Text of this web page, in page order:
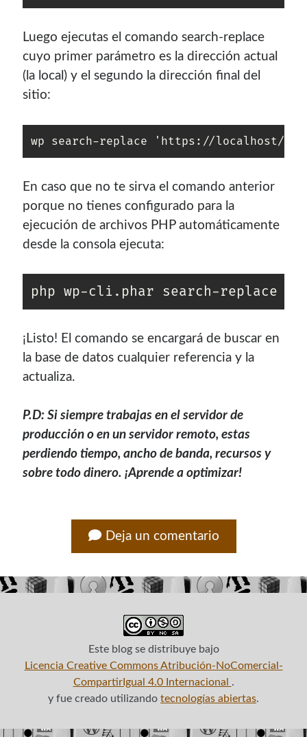
Luego ejecutas el comando search-replace
cuyo primer parámetro es la dirección actual
(la local) y el segundo la dirección final del
sitio:
wp search-replace 'https://localhost/
En caso que no te sirva el comando anterior
porque no tienes configurado para la
ejecución de archivos PHP automáticamente
desde la consola ejecuta:
php wp-cli.phar search-
¡Listo! El comando se encargará de buscar en
la base de datos cualquier referencia y la
actualiza.
P.D: Si siempre trabajas en el servidor de
producción o en un servidor remoto, estas
perdiendo tiempo, ancho de banda, recursos y
sobre todo dinero. ¡Aprende a optimizar!
Deja un comentario
Este blogse distribuye bajo
Licencia Creative Commons Atribución-NoComercial-
CompartirIgual 4.0 Internacional .
y fue creado utilizando tecnologías abiertas.